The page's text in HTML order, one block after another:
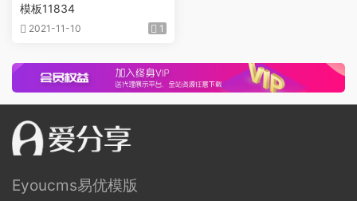
模板11834
2021-11-10 1
Eyoucms易优模版